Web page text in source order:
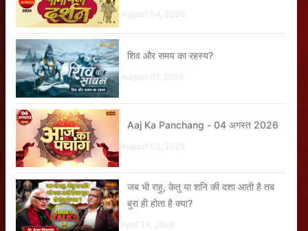
August 04, 2026
शिव और समय का रहस्य?
August 07, 2026
Aaj Ka Panchang - 04 अगस्त 2026
August 03, 2026
जब भी राहु, केतु या शनि की दशा आती है तब
बुरा ही होता है क्या?
April 24, 2026